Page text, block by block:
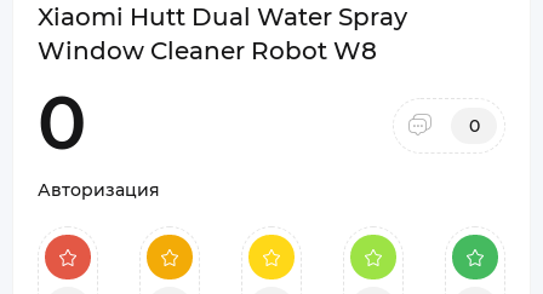
Xiaomi Hutt Dual Water Spray
Window Cleaner Robot W8
0 0
Авторизация